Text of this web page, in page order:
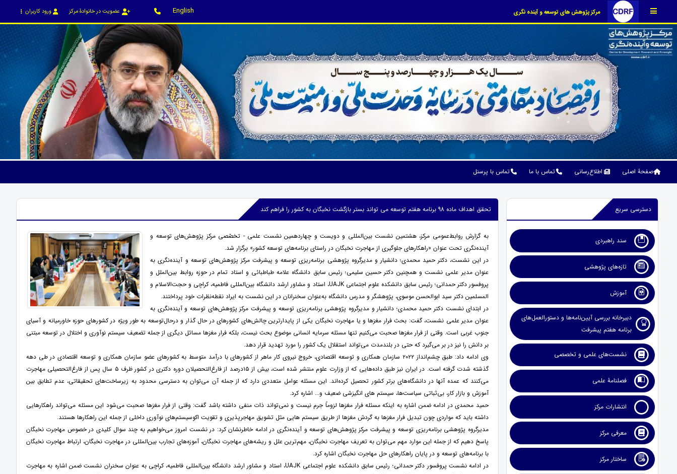
مرکز پژوهش های توسعه و آینده نگری English عضویت در خانوادۀ مرکز ورود کاربران
صفحۀ اصلی اطلاع‌رسانی تماس با ما تماس با پرسنل
دسترسی سریع
سند راهبردی
تازه‌های پژوهشی
آموزش
دبیرخانه بررسی آیین‌نامه‌ها و دستورالعمل‌های
برنامه هفتم پیشرفت
نشست‌های علمی و تخصصی
فصلنامۀ علمی
انتشارات مرکز
معرفی مرکز
ساختار مرکز
تحقق اهداف ماده 98 برنامه هفتم توسعه می تواند بستر بازگشت نخبگان به کشور را فراهم کند
به گزارش روابط‌عمومی مرکز، هشتمین نشست بین‌المللی و دویست و چهاردهمین نشست علمی - تخصّصی مرکز پژوهش‌های توسعه و
آینده‌نگری تحت عنوان «راهکارهای جلوگیری از مهاجرت نخبگان در راستای برنامه‌های توسعه کشور» برگزار شد.
در این نشست، دکتر حمید محمدی؛ دانشیار و مدیرگروه پژوهشی برنامه‌ریزی توسعه و پیشرفت مرکز پژوهش‌های توسعه و آینده‌نگری به
عنوان مدیر علمی نشست و همچنین دکتر حسین سلیمی؛ رئیس سابق دانشگاه علامه طباطبائی و استاد تمام در حوزه روابط بین‌الملل و
پروفسور دکتر حمدانی؛ رئیس سابق دانشکده علوم اجتماعی UAJK، استاد و مشاور ارشد دانشگاه بین‌المللی فاطمیه، کراچی و حجت‌الاسلام و
المسلمین دکتر سید ابوالحسن موسوی، پژوهشگر و مدرس دانشگاه به‌عنوان سخنرانان در این نشست به ایراد نقطه‌نظرات خود پرداختند.
در ابتدای نشست دکتر حمید محمدی؛ دانشیار و مدیرگروه پژوهشی برنامه‌ریزی توسعه و پیشرفت مرکز پژوهش‌های توسعه و آینده‌نگری به
عنوان مدیر علمی نشست، گفت: بحث فرار مغزها و یا مهاجرت نخبگان یکی از پایدارترین چالش‌های کشورهای در حال گذار و درحال‌توسعه به طور ویژه در کشورهای حوزه خاورمیانه و آسیای
جنوب غربی است. وقتی از فرار مغزها صحبت می‌کنیم تنها مسئله سرمایه انسانی موضوع بحث نیست، بلکه فرار مغزها مسائل دیگری از جمله تضعیف سیستم نوآوری و اختلال در توسعه مبتنی
بر دانش را نیز در بر می‌گیرد که حتی در بلندمدت می‌تواند استقلال یک کشور را مورد تهدید قرار دهد.
وی ادامه داد: طبق چشم‌انداز ۲۰۲۲ سازمان همکاری و توسعه اقتصادی، خروج نیروی کار ماهر از کشورهای با درآمد متوسط به کشورهای عضو سازمان همکاری و توسعه اقتصادی در طی دهه
گذشته شدت گرفته است. در ایران نیز طبق داده‌هایی که از وزارت علوم منتشر شده است، بیش از ۱۵درصد از فارغ‌التحصیلان دوره دکتری در کشور ظرف ۵ سال پس از فارغ‌التحصیلی مهاجرت
می‌کنند که عمده آنها در دانشگاه‌های برتر کشور تحصیل کرده‌اند. این مسئله عوامل متعددی دارد که از جمله آن می‌توان به دسترسی محدود به زیرساخت‌های تحقیقاتی، عدم تطابق بین
آموزش و بازار کار، بی‌ثباتی سیاست‌ها، سیستم های انگیزشی ضعیف و... اشاره کرد.
حمید محمدی در ادامه ضمن اشاره به اینکه مسئله فرار مغزها لزوماً جرم نیست و نمی‌تواند ذات منفی داشته باشد گفت: وقتی از فرار مغزها صحبت می‌شود این مسئله می‌تواند راهکارهایی
داشته باید که مواردی چون تبدیل فرار مغزها به گردش مغزها از طریق سیستم ‌هایی مثل تشویق مهاجرپذیری و تقویت اکوسیستم‌های نوآوری داخلی از جمله این راهکارها هستند.
مدیرگروه پژوهشی برنامه‌ریزی توسعه و پیشرفت مرکز پژوهش‌های توسعه و آینده‌نگری در ادامه خاطرنشان کرد: در نشست امروز می‌خواهیم به چند سوال کلیدی در خصوص مهاجرت نخبگان
پاسخ دهیم که از جمله این موارد مهم می‌توان به تعریف مهاجرت نخبگان، مهم‌ترین علل و ریشه‌های مهاجرت نخبگان، آموزه‌های تجارب بین‌المللی در مهاجرت نخبگان، ارتباط مهاجرت نخبگان
با برنامه‌های توسعه و در پایان راهکارهای حل مهاجرت نخبگان اشاره کرد.
در ادامه نشست پروفسور دکتر حمدانی؛ رئیس سابق دانشکده علوم اجتماعی UAJK، استاد و مشاور ارشد دانشگاه بین‌المللی فاطمیه، کراچی به عنوان سخنران نشست ضمن اشاره به مهاجرت